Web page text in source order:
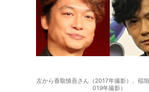
左から香取慎吾さん（2017年撮影）、稲
019年撮影）